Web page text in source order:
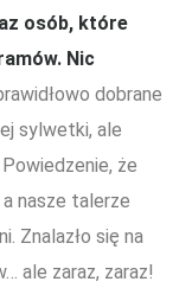
osób, które
Nic
dobrane
sylwetki, ale
że
nasze talerze
Znalazło się na
ale zaraz, zaraz!